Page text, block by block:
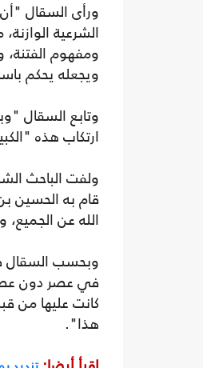
ورأى السقال
الشرعية
ومفهوم
ويجعله يحكم
وتابع السقال
ارتكاب هذه
ولفت الباحث
قام به الحسين
الله عن
وبحسب السقال
في عصر دون
كانت عليها من
هذا".